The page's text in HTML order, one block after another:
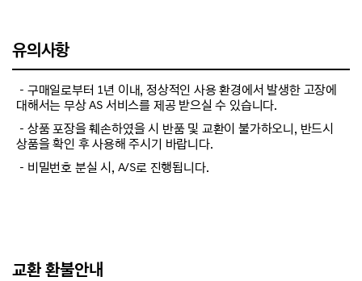
유의사항
－구매일로부터 1년 이내, 정상적인 사용 환경에서 발생한 고장에
대해서는 무상 AS 서비스를 제공 받으실 수 있습니다.
－상품 포장을 훼손하였을 시 반품 및 교환이 불가하오니, 반드시
상품을 확인 후 사용해 주시기 바랍니다.
－비밀번호 분실 시, A/S로 진행됩니다.
교환 환불안내